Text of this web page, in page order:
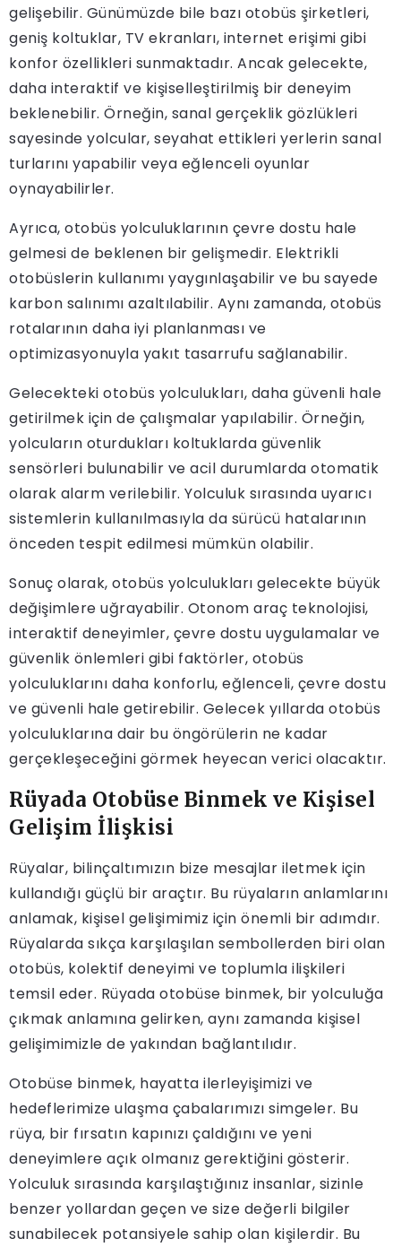
gelişebilir. Günümüzde bile bazı otobüs şirketleri,
geniş koltuklar, TV ekranları, internet erişimi gibi
konfor özellikleri sunmaktadır. Ancak gelecekte,
daha interaktif ve kişiselleştirilmiş bir deneyim
beklenebilir. Örneğin, sanal gerçeklik gözlükleri
sayesinde yolcular, seyahat ettikleri yerlerin sanal
turlarını yapabilir veya eğlenceli oyunlar
oynayabilirler.
Ayrıca, otobüs yolculuklarının çevre dostu hale
gelmesi de beklenen bir gelişmedir. Elektrikli
otobüslerin kullanımı yaygınlaşabilir ve bu sayede
karbon salınımı azaltılabilir. Aynı zamanda, otobüs
rotalarının daha iyi planlanması ve
optimizasyonuyla yakıt tasarrufu sağlanabilir.
Gelecekteki otobüs yolculukları, daha güvenli hale
getirilmek için de çalışmalar yapılabilir. Örneğin,
yolcuların oturdukları koltuklarda güvenlik
sensörleri bulunabilir ve acil durumlarda otomatik
olarak alarm verilebilir. Yolculuk sırasında uyarıcı
sistemlerin kullanılmasıyla da sürücü hatalarının
önceden tespit edilmesi mümkün olabilir.
Sonuç olarak, otobüs yolculukları gelecekte büyük
değişimlere uğrayabilir. Otonom araç teknolojisi,
interaktif deneyimler, çevre dostu uygulamalar ve
güvenlik önlemleri gibi faktörler, otobüs
yolculuklarını daha konforlu, eğlenceli, çevre dostu
ve güvenli hale getirebilir. Gelecek yıllarda otobüs
yolculuklarına dair bu öngörülerin ne kadar
gerçekleşeceğini görmek heyecan verici olacaktır.
Rüyada Otobüse Binmek ve Kişisel
Gelişim İlişkisi
Rüyalar, bilinçaltımızın bize mesajlar iletmek için
kullandığı güçlü bir araçtır. Bu rüyaların anlamlarını
anlamak, kişisel gelişimimiz için önemli bir adımdır.
Rüyalarda sıkça karşılaşılan sembollerden biri olan
otobüs, kolektif deneyimi ve toplumla ilişkileri
temsil eder. Rüyada otobüse binmek, bir yolculuğa
çıkmak anlamına gelirken, aynı zamanda kişisel
gelişimimizle de yakından bağlantılıdır.
Otobüse binmek, hayatta ilerleyişimizi ve
hedeflerimize ulaşma çabalarımızı simgeler. Bu
rüya, bir fırsatın kapınızı çaldığını ve yeni
deneyimlere açık olmanız gerektiğini gösterir.
Yolculuk sırasında karşılaştığınız insanlar, sizinle
benzer yollardan geçen ve size değerli bilgiler
sunabilecek potansiyele sahip olan kişilerdir. Bu